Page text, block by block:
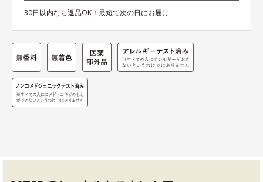
30日以内なら返品OK！最短で次の日にお届け